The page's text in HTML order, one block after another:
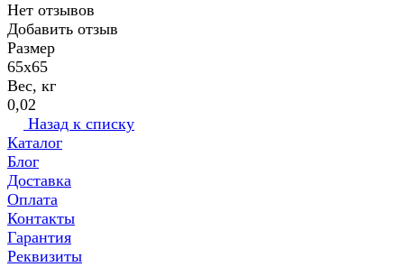
Нет отзывов
Добавить отзыв
Размер
65х65
Вес, кг
0,02
Назад к списку
Каталог
Блог
Доставка
Оплата
Контакты
Гарантия
Реквизиты